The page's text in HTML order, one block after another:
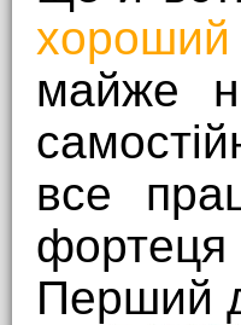
хороший
майже
все
Перший